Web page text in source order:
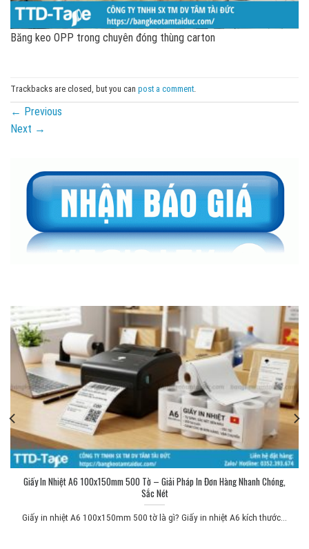
Băng keo OPP trong chuyên đóng thùng carton
Trackbacks are closed, but you can post a comment.
← Previous
Next →
Giấy In Nhiệt A6 100x150mm 500 Tờ – Giải Pháp In Đơn Hàng Nhanh Chóng,
Sắc Nét
Giấy in nhiệt A6 100x150mm 500 tờ là gì? Giấy in nhiệt A6 kích thước...